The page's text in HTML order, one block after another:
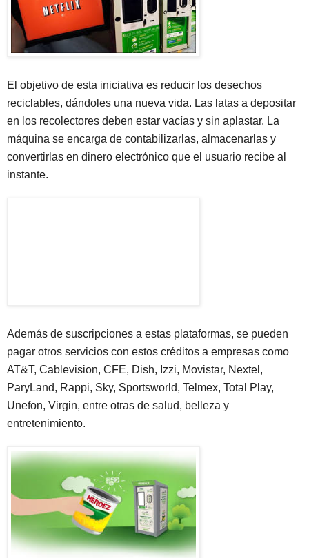
El objetivo de esta iniciativa es reducir los desechos
reciclables, dándoles una nueva vida. Las latas a depositar
en los recolectores deben estar vacías y sin aplastar. La
máquina se encarga de contabilizarlas, almacenarlas y
convertirlas en dinero electrónico que el usuario recibe al
instante.
Además de suscripciones a estas plataformas, se pueden
pagar otros servicios con estos créditos a empresas como
AT&T, Cablevision, CFE, Dish, Izzi, Movistar, Nextel,
ParyLand, Rappi, Sky, Sportsworld, Telmex, Total Play,
Unefon, Virgin, entre otras de salud, belleza y
entretenimiento.